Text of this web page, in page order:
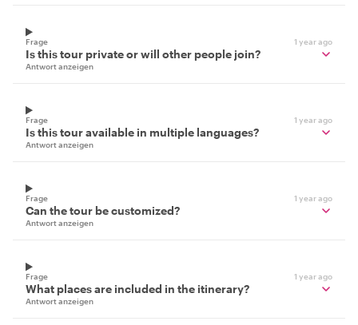
Frage 1 year ago
Is this tour private or will other people join?
Antwort anzeigen
Frage 1 year ago
Is this tour available in multiple languages?
Antwort anzeigen
Frage 1 year ago
Can the tour be customized?
Antwort anzeigen
Frage 1 year ago
What places are included in the itinerary?
Antwort anzeigen